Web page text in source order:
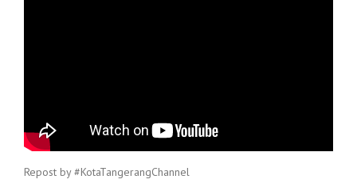
Repost by #KotaTangerangChannel